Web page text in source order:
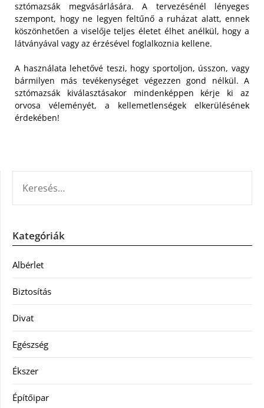
sztómazsák megvásárlására. A tervezésénél lényeges
szempont, hogy ne legyen feltűnő a ruházat alatt, ennek
köszönhetően a viselője teljes életet élhet anélkül, hogy a
látványával vagy az érzésével foglalkoznia kellene.
A használata lehetővé teszi, hogy sportoljon, ússzon, vagy
bármilyen más tevékenységet végezzen gond nélkül. A
sztómazsák kiválasztásakor mindenképpen kérje ki az
orvosa véleményét, a kellemetlenségek elkerülésének
érdekében!
Kategóriák
Albérlet
Biztosítás
Divat
Egészség
Ékszer
Építőipar